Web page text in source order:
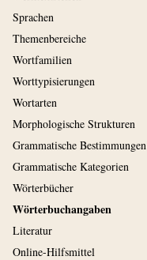
Sprachen
Themenbereiche
Wortfamilien
Worttypisierungen
Wortarten
Morphologische Strukturen
Grammatische Bestimmungen
Grammatische Kategorien
Wörterbücher
Wörterbuchangaben
Literatur
Online-Hilfsmittel